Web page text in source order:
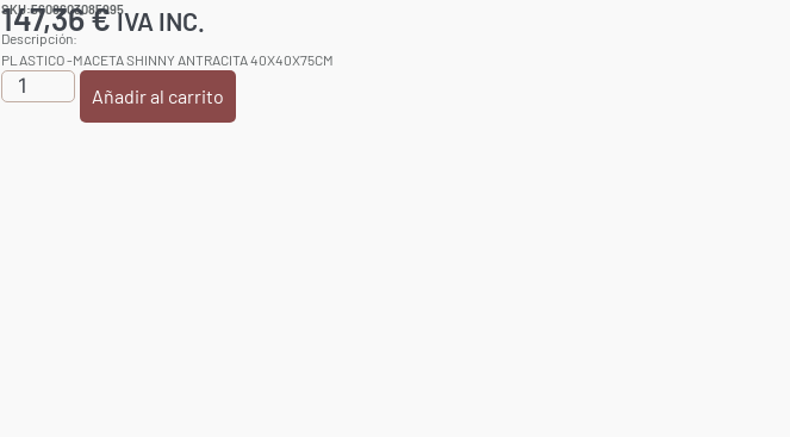
SKU:5608603085995
147,36€IVA INC.
Descripción:
PLASTICO -MACETA SHINNY ANTRACITA 40X40X75CM
Añadir al carrito